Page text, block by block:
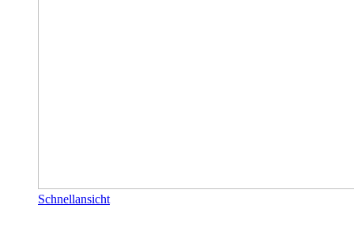
Schnellansicht